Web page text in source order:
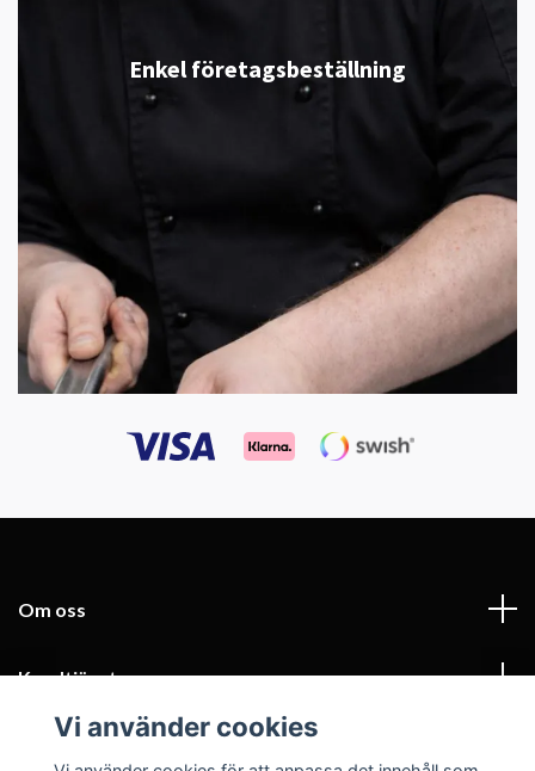
Enkel företagsbeställning
Om oss
Kundtjänst
Fotmeny
Vi använder cookies